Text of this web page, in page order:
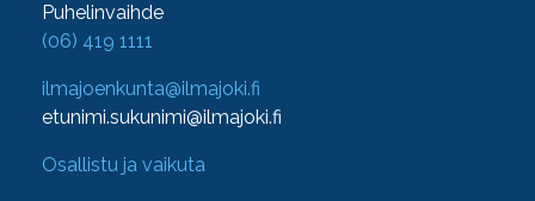
Puhelinvaihde
(06) 419 1111
ilmajoenkunta@ilmajoki.fi
etunimi.sukunimi@ilmajoki.fi
Osallistu ja vaikuta